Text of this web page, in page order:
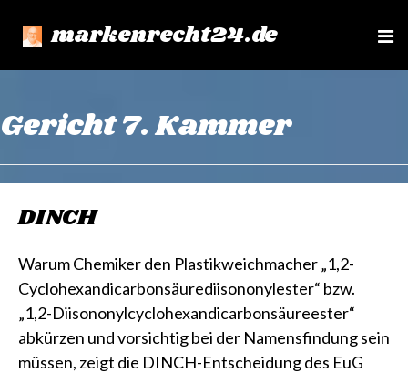
markenrecht24.de
e
Gericht 7. Kammer
DINCH
Warum Chemiker den Plastikweichmacher „1,2-
Cyclohexandicarbonsäurediisononylester“ bzw.
„1,2-Diisononylcyclohexandicarbonsäureester“
abkürzen und vorsichtig bei der Namensfindung sein
müssen, zeigt die DINCH-Entscheidung des EuG